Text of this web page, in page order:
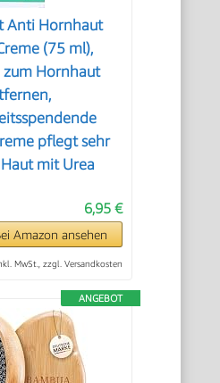
Anti Hornhaut
(75 ml),
zum Hornhaut
pflegt sehr
mit Urea
6,95 €
Amazon ansehen
MwSt., zzgl. Versandkosten
ANGEBOT